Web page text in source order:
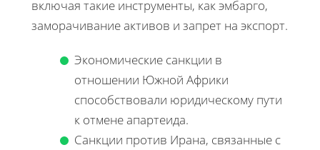
включая такие инструменты, как эмбарго,
заморачивание активов и запрет на экспорт.
Экономические санкции в
отношении Южной Африки
способствовали юридическому пути
к отмене апартеида.
Санкции против Ирана, связанные с